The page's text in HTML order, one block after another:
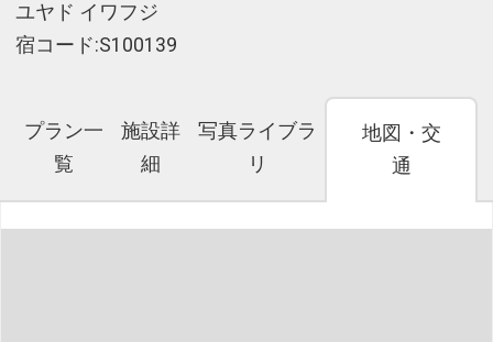
ユヤド イワフジ
宿コード:S100139
プラン一
覧
施設詳
細
写真ライブラ
リ
地図・交
通